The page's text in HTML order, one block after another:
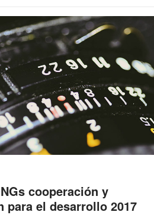
cooperación y
para el desarrollo 2017